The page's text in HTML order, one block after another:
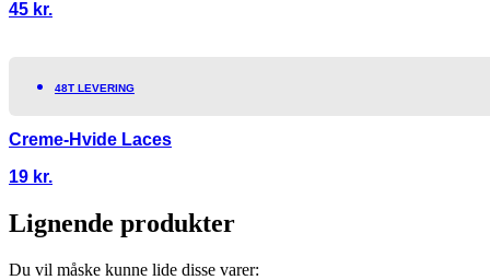
45 kr.
48T LEVERING
Creme-Hvide Laces
19 kr.
Lignende produkter
Du vil måske kunne lide disse varer: